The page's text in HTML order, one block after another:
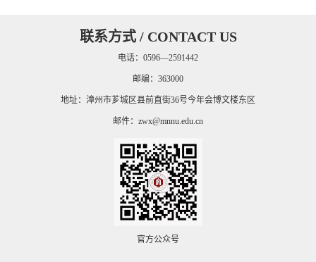
当前高校研究生学术道德的基本现状，...
联系方式 / CONTACT US
电话：0596—2591442
邮编：363000
地址：漳州市芗城区县前直街36号今年会博文楼东区
邮件： zwx@mnnu.edu.cn
官方公众号